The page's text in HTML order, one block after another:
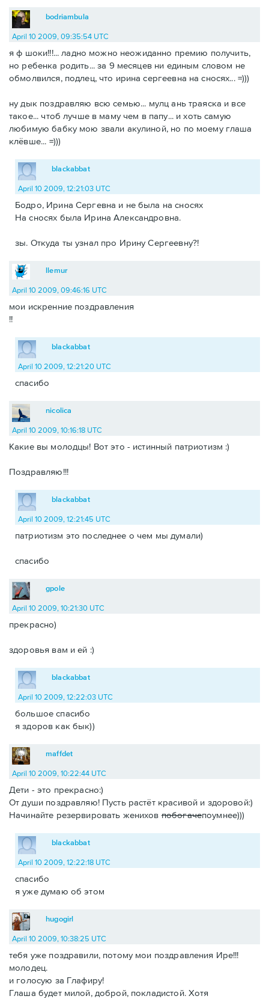
bodriambula
April 10 2009, 09:35:54 UTC
я ф шоки!!!... ладно можно неожиданно премию получить,
но ребенка родить... за 9 месяцев ни единым словом не
обмолвился, подлец, что ирина сергеевна на сносях... =)))
ну дык поздравляю всю семью... мулц ань траяска и все
такое... чтоб лучше в маму чем в папу... и хоть самую
любимую бабку мою звали акулиной, но по моему глаша
клёвше... =)))
blackabbat
April 10 2009, 12:21:03 UTC
Бодро, Ирина Сергевна и не была на сносях
На сносях была Ирина Александровна.
зы. Откуда ты узнал про Ирину Сергеевну?!
llemur
April 10 2009, 09:46:16 UTC
мои искренние поздравления
!!
blackabbat
April 10 2009, 12:21:20 UTC
спасибо
nicolica
April 10 2009, 10:16:18 UTC
Какие вы молодцы! Вот это - истинный патриотизм :)
Поздравляю!!!
blackabbat
April 10 2009, 12:21:45 UTC
патриотизм это последнее о чем мы думали)
спасибо
gpole
April 10 2009, 10:21:30 UTC
прекрасно)
здоровья вам и ей :)
blackabbat
April 10 2009, 12:22:03 UTC
большое спасибо
я здоров как бык))
maffdet
April 10 2009, 10:22:44 UTC
Дети - это прекрасно:)
От души поздравляю! Пусть растёт красивой и здоровой:)
Начинайте резервировать жениховпобогачепоумнее)))
blackabbat
April 10 2009, 12:22:18 UTC
спасибо
я уже думаю об этом
hugogirl
April 10 2009, 10:38:25 UTC
тебя уже поздравили, потому мои поздравления Ире!!!
молодец.
и голосую за Глафиру!
Глаша будет милой, доброй, покладистой. Хотя